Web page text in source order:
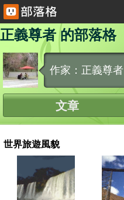
正義尊者 的部落格
作家：正義尊者
文章
世界旅遊風貌